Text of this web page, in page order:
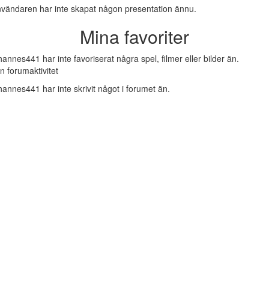
har inte skapat någon presentation ännu.
Mina favoriter
har inte favoriserat några spel, filmer eller bilder än.
forumaktivitet
har inte skrivit något i forumet än.